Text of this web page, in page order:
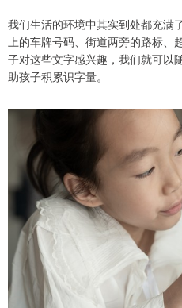
我们生活的环境中其实到处都充满
上的车牌号码、街道两旁的路标、
子对这些文字感兴趣，我们就可以
助孩子积累识字量。